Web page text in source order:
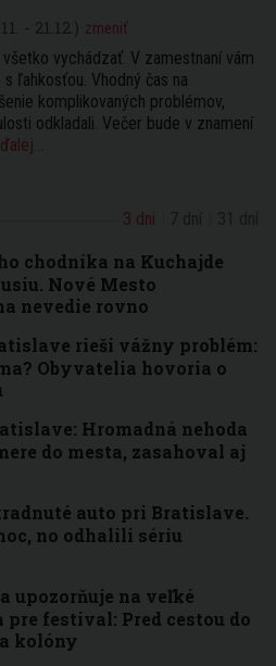
- 21.12.) zmeniť
vychádzať. V zamestnaní vám
ľahkosťou. Vhodný čas na
komplikovaných problémov,
odkladali. Večer bude v znamení
3 dni
chodníka na Kuchajde
Nové Mesto
nevedie rovno
rieši vážny problém:
Obyvatelia hovoria o
Hromadná nehoda
do mesta, zasahoval aj
auto pri Bratislave.
no odhalili sériu
upozorňuje na veľké
pre festival: Pred cestou do
kolóny